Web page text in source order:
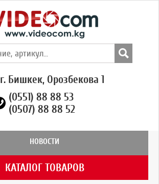
г. Бишкек, Орозбекова 1
(0551) 88 88 53
(0507) 88 88 52
НОВОСТИ
КАТАЛОГ ТОВАРОВ